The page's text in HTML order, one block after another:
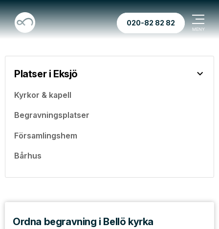
020-82 82 82
Platser i Eksjö
Kyrkor & kapell
Begravningsplatser
Församlingshem
Bårhus
Ordna begravning i Bellö kyrka